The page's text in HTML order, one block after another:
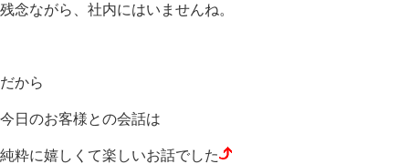
残念ながら、社内にはいませんね。
だから
今日のお客様との会話は
純粋に嬉しくて楽しいお話でした